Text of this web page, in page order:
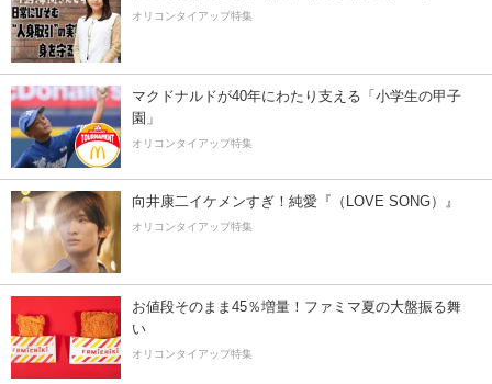
オリコンタイアップ特集
マクドナルドが40年にわたり支える「小学生の甲子
園」
オリコンタイアップ特集
向井康二イケメンすぎ！純愛『（LOVE SONG）』
オリコンタイアップ特集
お値段そのまま45％増量！ファミマ夏の大盤振る舞
い
オリコンタイアップ特集